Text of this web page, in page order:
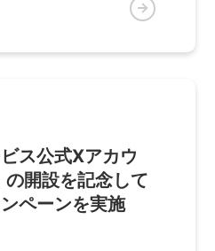
ス公式Xアカウ
開設を記念して
ペーンを実施